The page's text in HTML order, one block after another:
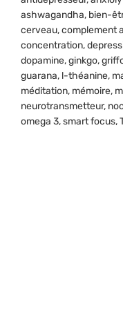
ashwagandha, bien-
cerveau,complement
concentration,
dopamine,ginkgo,
guarana, l-théanine,
méditation, mémoire,
neurotransmetteur,
omega 3,smart focus,